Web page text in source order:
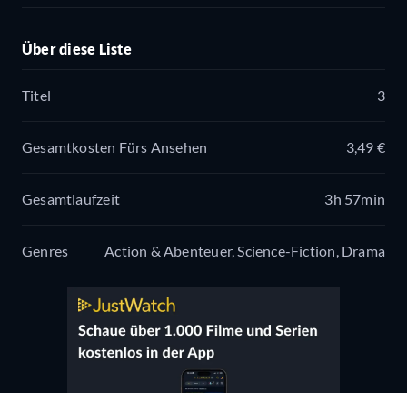
Über diese Liste
Titel 3
Gesamtkosten Fürs Ansehen 3,49 €
Gesamtlaufzeit 3h 57min
Genres Action & Abenteuer, Science-Fiction, Drama